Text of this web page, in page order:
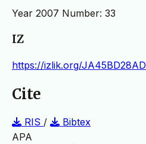
Year 2007 Number: 33
IZ
https://izlik.org/JA45BD28AD
Cite
RIS /
Bibtex
APA